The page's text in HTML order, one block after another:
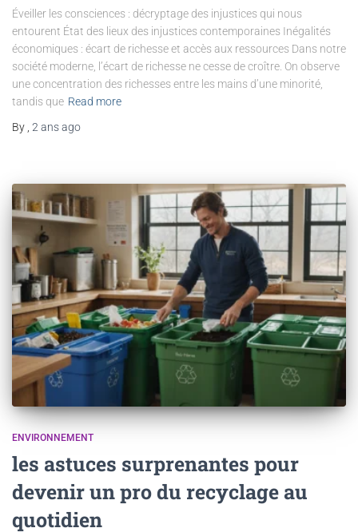
Éveiller les consciences : décryptage des injustices qui nous
entourent État des lieux des injustices contemporaines Inégalités
économiques : écart de richesse et accès aux ressources Dans notre
société moderne, l’écart de richesse ne cesse de croître. On observe
une concentration des richesses entre les mains d’une minorité,
tandis que Read more
By 2 ansago
ENVIRONNEMENT
les astuces surprenantes pour
devenir un pro du recyclage au
quotidien